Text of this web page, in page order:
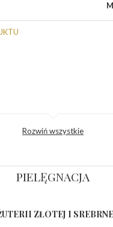
Rozwiń wszystkie
PIELĘGNACJA
ZŁOTEJ I